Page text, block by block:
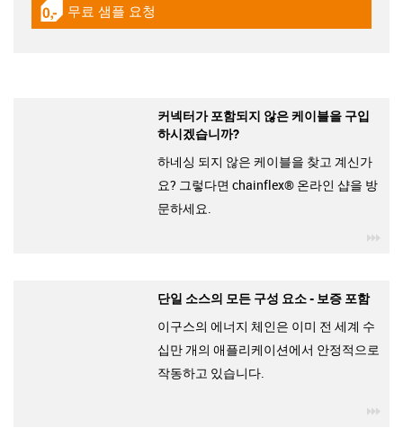
igus-icon-gratismuster
무료 샘플 요청
커넥터가 포함되지 않은 케이블을 구입
하시겠습니까?
하네싱 되지 않은 케이블을 찾고 계신가
요? 그렇다면 chainflex® 온라인 샵을 방
문하세요.
단일 소스의 모든 구성 요소 - 보증 포함
이구스의 에너지 체인은 이미 전 세계 수
십만 개의 애플리케이션에서 안정적으로
작동하고 있습니다.